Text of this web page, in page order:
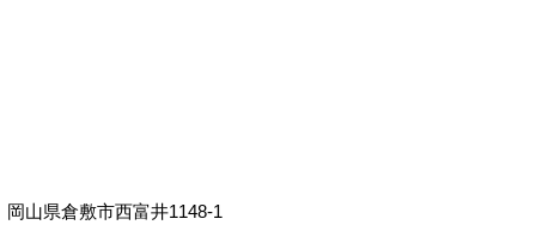
岡山県倉敷市西富井1148-1